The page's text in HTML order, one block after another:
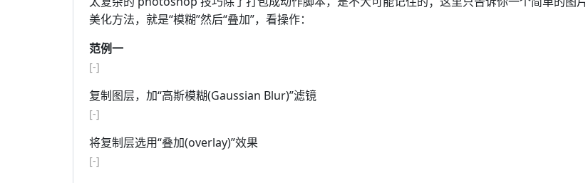
美化方法，就是“模糊”然后“叠加”，看操作：
范例一
[-]
复制图层，加“高斯模糊(Gaussian Blur)”滤镜
[-]
将复制层选用“叠加(overlay)”效果
[-]